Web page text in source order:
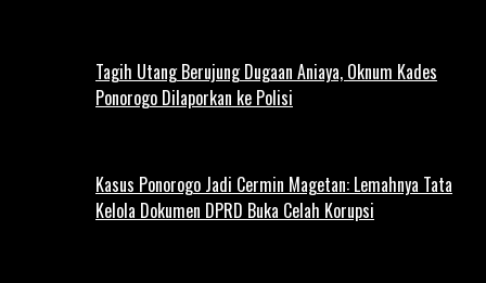
Tagih Utang Berujung Dugaan Aniaya, Oknum Kades
Ponorogo Dilaporkan ke Polisi
Kasus Ponorogo Jadi Cermin Magetan: Lemahnya Tata
Kelola Dokumen DPRD Buka Celah Korupsi